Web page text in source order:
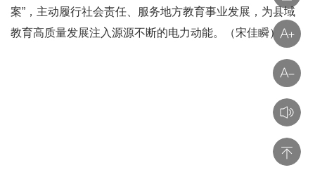
案”，主动履行社会责任、服务地方教育事业发展，为县域
教育高质量发展注入源源不断的电力动能。（宋佳瞬）